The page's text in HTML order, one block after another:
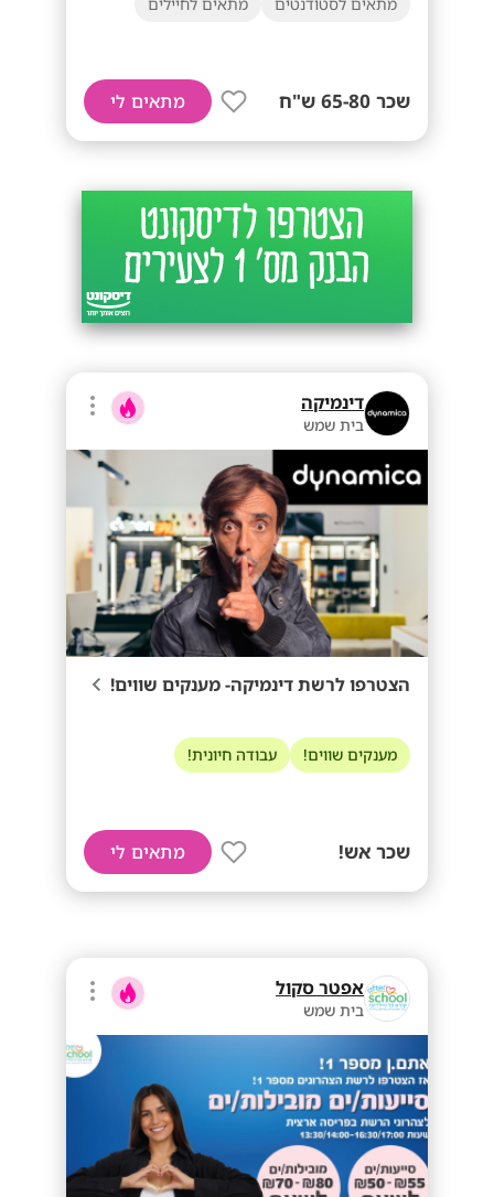
שכר 65-80 ש"ח מתאים לי
דינמיקה
בית שמש
הצטרפו לרשת דינמיקה- מענקים שווים!
מענקים שווים! עבודה חיונית!
שכר אש! מתאים לי
אפטר סקול
בית שמש